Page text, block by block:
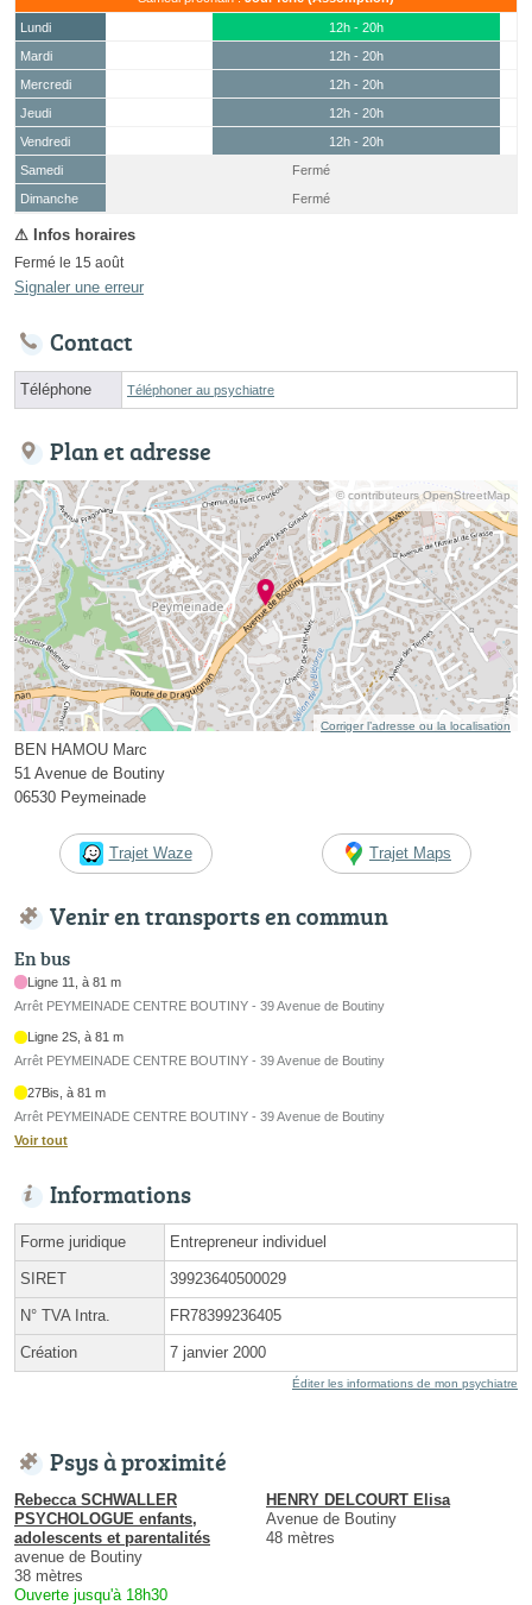
Lundi
12h - 20h
Mardi
12h - 20h
Mercredi
12h - 20h
Jeudi
12h - 20h
Vendredi
12h - 20h
Samedi
(15 août)
Fermé
Dimanche
Fermé
Fermé le 15 août
Signaler une erreur
Contact
Téléphone Téléphoner au psychiatre
Plan et adresse
© contributeurs OpenStreetMap
Corriger l’adresse ou la localisation
BEN HAMOU Marc
51 Avenue de Boutiny
06530 Peymeinade
Trajet Waze Trajet Maps
Venir en transports en commun
En bus
Ligne 11, à 81 m
Arrêt PEYMEINADE CENTRE BOUTINY - 39 Avenue de Boutiny
Ligne 2S, à 81 m
Arrêt PEYMEINADE CENTRE BOUTINY - 39 Avenue de Boutiny
27Bis, à 81 m
Arrêt PEYMEINADE CENTRE BOUTINY - 39 Avenue de Boutiny
Voir tout
Informations
Forme juridique Entrepreneur individuel
SIRET 39923640500029
N° TVA Intra. FR78399236405
Création 7 janvier 2000
Éditer les informations de mon psychiatre
Psys à proximité
Rebecca SCHWALLER
PSYCHOLOGUE enfants,
adolescents et parentalités
avenue de Boutiny
38 mètres
Ouverte jusqu'à 18h30
HENRY DELCOURT Elisa
Avenue de Boutiny
48 mètres